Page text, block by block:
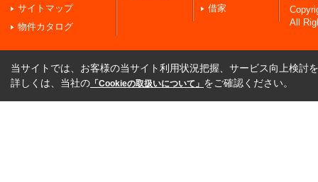
サイトマップ
物件カタログ
借家
All
当サイトでは、お客様の当サイト利用状況把握、サービス向上検討
詳しくは、当社の 「Cookieの取扱いについて」 をご確認ください。